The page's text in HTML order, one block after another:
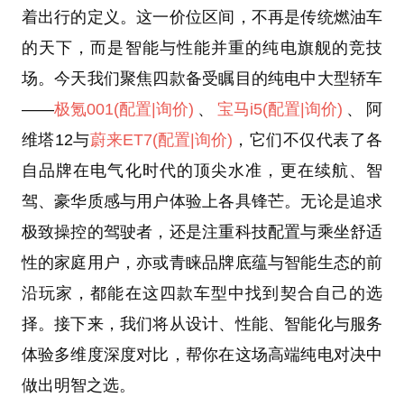
着出行的定义。这一价位区间，不再是传统燃油车
的天下，而是智能与性能并重的纯电旗舰的竞技
场。今天我们聚焦四款备受瞩目的纯电中大型轿车
——极氪001(配置 |询价) 、 宝马i5(配置 |询价) 、阿
维塔12与蔚来ET7(配置 |询价) ，它们不仅代表了各
自品牌在电气化时代的顶尖水准，更在续航、智
驾、豪华质感与用户体验上各具锋芒。无论是追求
极致操控的驾驶者，还是注重科技配置与乘坐舒适
性的家庭用户，亦或青睐品牌底蕴与智能生态的前
沿玩家，都能在这四款车型中找到契合自己的选
择。接下来，我们将从设计、性能、智能化与服务
体验多维度深度对比，帮你在这场高端纯电对决中
做出明智之选。